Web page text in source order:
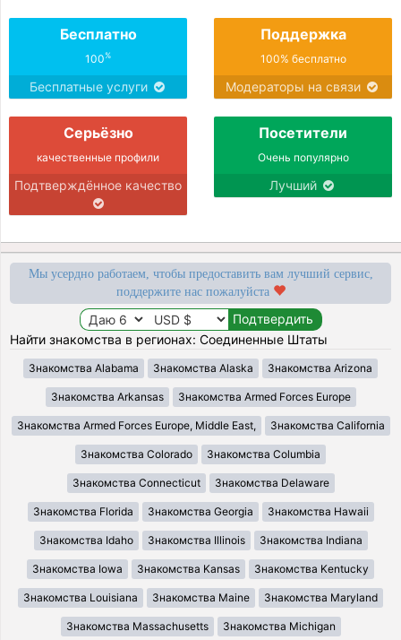
Бесплатно
100%
Бесплатные услуги
Поддержка
100% бесплатно
Модераторы на связи
Серьёзно
качественные профили
Подтверждённое качество
Посетители
Очень популярно
Лучший
Мы усердно работаем, чтобы предоставить вам лучший сервис,
поддержите нас пожалуйста
Найти знакомства в регионах: Соединенные Штаты
Знакомства Alabama Знакомства Alaska Знакомства Arizona
Знакомства Arkansas Знакомства Armed Forces Europe
Знакомства Armed Forces Europe, Middle East, Знакомства California
Знакомства Colorado Знакомства Columbia
Знакомства Connecticut Знакомства Delaware
Знакомства Florida Знакомства Georgia Знакомства Hawaii
Знакомства Idaho Знакомства Illinois Знакомства Indiana
Знакомства Iowa Знакомства Kansas Знакомства Kentucky
Знакомства Louisiana Знакомства Maine Знакомства Maryland
Знакомства Massachusetts Знакомства Michigan